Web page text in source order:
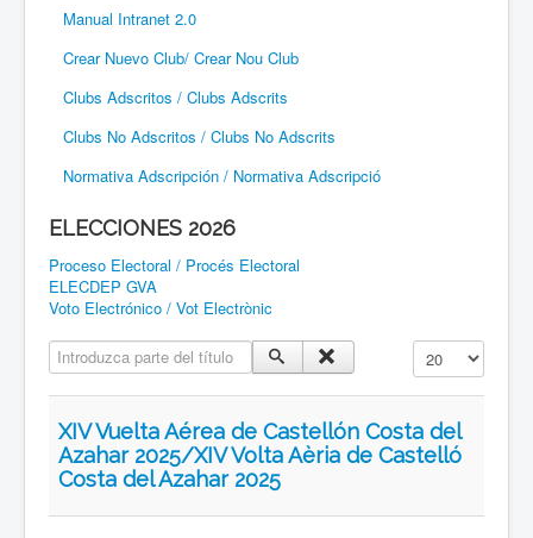
Manual Intranet 2.0
Crear Nuevo Club/ Crear Nou Club
Clubs Adscritos / Clubs Adscrits
Clubs No Adscritos / Clubs No Adscrits
Normativa Adscripción / Normativa Adscripció
ELECCIONES 2026
Proceso Electoral / Procés Electoral
ELECDEP GVA
Voto Electrónico / Vot Electrònic
Introduzca parte del título
Cantidad a
XIV Vuelta Aérea de Castellón Costa del
Azahar 2025/XIV Volta Aèria de Castelló
Costa del Azahar 2025